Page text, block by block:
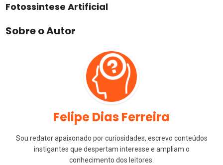
Fotossintese Artificial
Sobre o Autor
Felipe Dias Ferreira
Sou redator apaixonado por curiosidades, escrevo conteúdos
instigantes que despertam interesse e ampliam o
conhecimento dos leitores.